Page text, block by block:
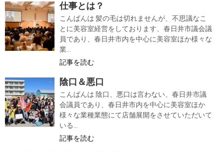
仕事とは？
こんばんは 髪の毛は切れませんが、不思議なこ
とに美容室経営をしております、春日井市議会議
員であり、春日井市内を中心に美容室ほか様々な
業...
記事を読む
陰口＆悪口
こんばんは 陰口、悪口は言わない、春日井市議
会議員であり、春日井市内を中心に美容室ほか
様々な業種業態にて店舗展開をさせていただいて
いる...
記事を読む